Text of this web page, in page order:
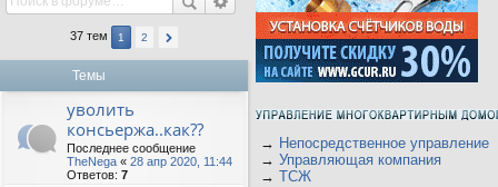
37 тем 1 2
Темы
уволить
консьержа..как??
Последнее сообщение
TheNega « 28 апр 2020, 11:44
Ответов: 7
→ Непосредственное управление
→ Управляющая компания
→ ТСЖ